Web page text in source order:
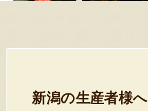
新潟の生産者様へ